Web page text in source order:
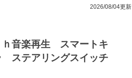
2026/08/04更新
音楽再生 スマートキ
ステアリングスイッチ